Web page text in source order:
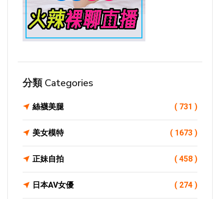
分類 Categories
絲襪美腿 ( 731 )
美女模特 ( 1673 )
正妹自拍 ( 458 )
日本AV女優 ( 274 )